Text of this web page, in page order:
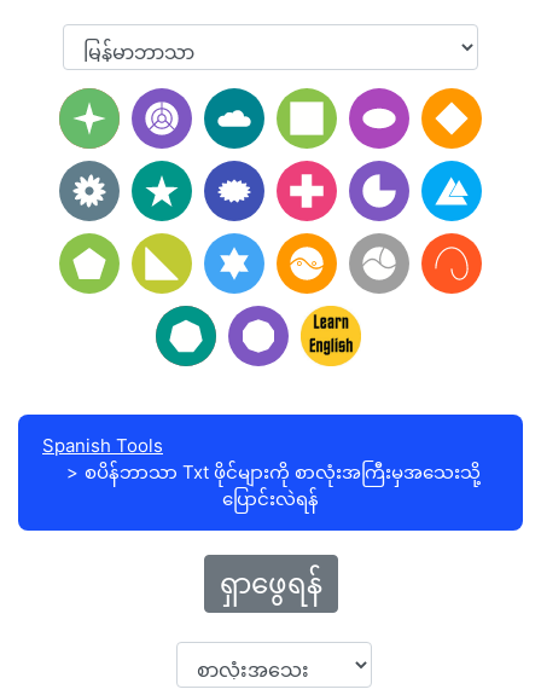
Spanish Tools
စပိန်ဘာသာ Txt ဖိုင်များကို စာလုံးအကြီးမှအသေးသို့
ပြောင်းလဲရန်
ရှာဖွေရန်